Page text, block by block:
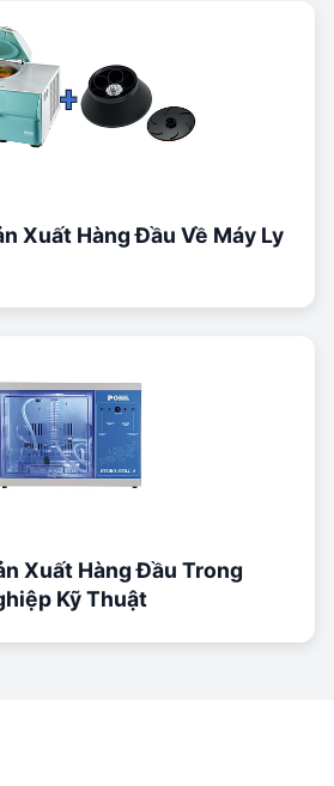
Xuất Hàng Đầu Về Máy Ly
Xuất Hàng Đầu Trong
Kỹ Thuật